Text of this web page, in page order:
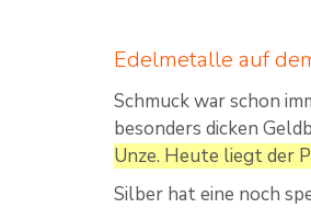
Edelmetalle auf
Schmuck war schon
besonders dicken
Unze. Heute liegt der
Silber hat eine noch